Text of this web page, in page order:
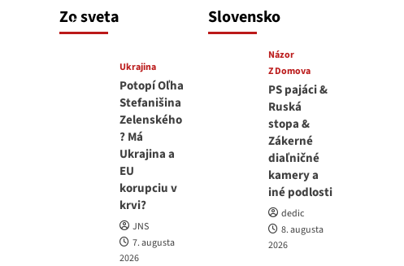
Zo sveta
medvedar
8. augusta 2026
Ukrajina
Potopí Oľha
Stefanišina
Zelenského
? Má
Ukrajina a
EU
korupciu v
krvi?
JNS
7. augusta
2026
Slovensko
Názor
Z Domova
PS pajáci &
Ruská
stopa &
Zákerné
diaľničné
kamery a
iné podlosti
dedic
8. augusta
2026